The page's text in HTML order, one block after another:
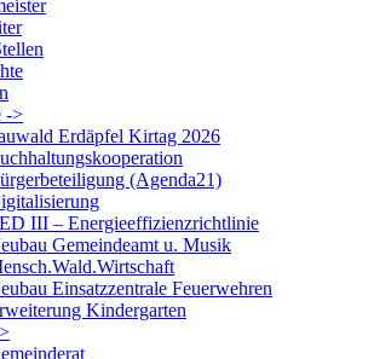
->
Erdäpfel Kirtag 2026
(Agenda21)
III – Energieeffizienzrichtlinie
Gemeindeamt u. Musik
Einsatzzentrale Feuerwehren
Kindergarten